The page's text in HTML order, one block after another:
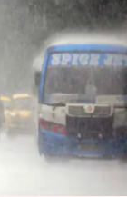
నెలకొంది.